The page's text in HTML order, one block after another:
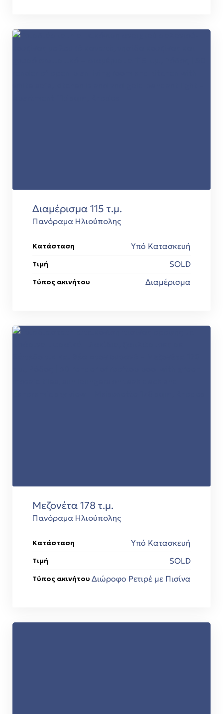
Διαμέρισμα 115 τ.μ.
Πανόραμα Ηλιούπολης
Κατάσταση Υπό Κατασκευή
Τιμή SOLD
Τύπος ακινήτου Διαμέρισμα
Μεζονέτα 178 τ.μ.
Πανόραμα Ηλιούπολης
Κατάσταση Υπό Κατασκευή
Τιμή SOLD
Τύπος ακινήτου Διώροφο Ρετιρέ με Πισίνα